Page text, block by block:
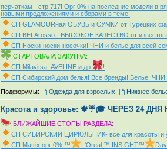
перчаткам - стр.717! Орг 0% на последние модели в
новыми предложениями и сборами в теме!
СП GLAMOURная ОБУВЬ и СУМКИ от Турецких
СП ВЕLАrosso - ВЫСОКОЕ КАЧЕСТВО от
СП Носки-носки-носочки! ЧНИ и белье для
СТАРТОВАЛА ЗАКУПКА:
СП Мilavitsа, AVELINE и др.
!
СП Сибирский дом белья! Все бренды! Белье,
Подфорумы: Одежда для взрослых Нижнее
Красота и здоровье: 🍁☔🎓 ЧЕРЕЗ 24
БЛИЖАЙШИЕ СТОПЫ РАЗДЕЛА:
СП СИБИРСКИЙ ЦИРЮЛЬНИК- все для красоты и
СП Matrix орг 0% ™
L'Oreal ™ INSIGHT™